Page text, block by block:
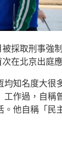
採取刑事強
在北京出庭
均知名度大很
工作過，自稱
。他自稱「民